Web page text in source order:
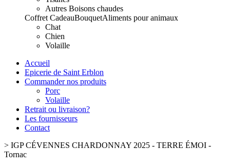
Autres Boisons chaudes
Coffret CadeauBouquetAliments pour animaux
Chat
Chien
Volaille
Accueil
Epicerie de Saint Erblon
Commander nos produits
Porc
Volaille
Retrait ou livraison?
Les fournisseurs
Contact
> IGP CÉVENNES CHARDONNAY 2025 - TERRE ÉMOI -
Tornac